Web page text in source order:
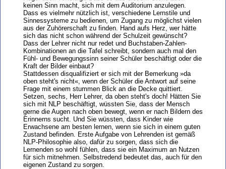
keinen Sinn macht, sich mit dem Auditorium anzulegen.
Dass es vielmehr nützlich ist, verschiedene Lernstile und
Sinnessysteme zu bedienen, um Zugang zu möglichst vielen
aus der Zuhörerschaft zu finden. Hand aufs Herz, wer hätte
sich das nicht schon während der Schulzeit gewünscht?
Dass der Lehrer nicht nur redet und Buchstaben-Zahlen-
Kombinationen an die Tafel schreibt, sondern auch mal den
Fühl- und Bewegungssinn seiner Schüler beschäftigt oder die
Kraft der Bilder einbaut?
Stattdessen disqualifiziert er sich mit der Bemerkung »da
oben steht's nicht«, wenn der Schüler die Antwort auf seine
Frage mit einem stummen Blick an die Decke quittiert.
Setzen, sechs, Herr Lehrer, da oben steht's doch! Hätten Sie
sich mit NLP beschäftigt, wüssten Sie, dass der Mensch
gerne die Augen nach oben bewegt, wenn er nach Bildern des
Erinnerns sucht. Und Sie wüssten, dass Kinder wie
Erwachsene am besten lernen, wenn sie sich in einem guten
Zustand befinden. Erste Aufgabe von Lehrenden ist gemäß
NLP-Philosophie also, dafür zu sorgen, dass sich die
Lernenden so wohl fühlen, dass sie ein Maximum an Nutzen
für sich mitnehmen. Selbstredend bedeutet das, auch für den
eigenen Zustand zu sorgen.